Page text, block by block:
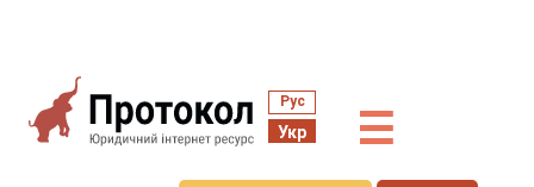
Рус
Укр ☰